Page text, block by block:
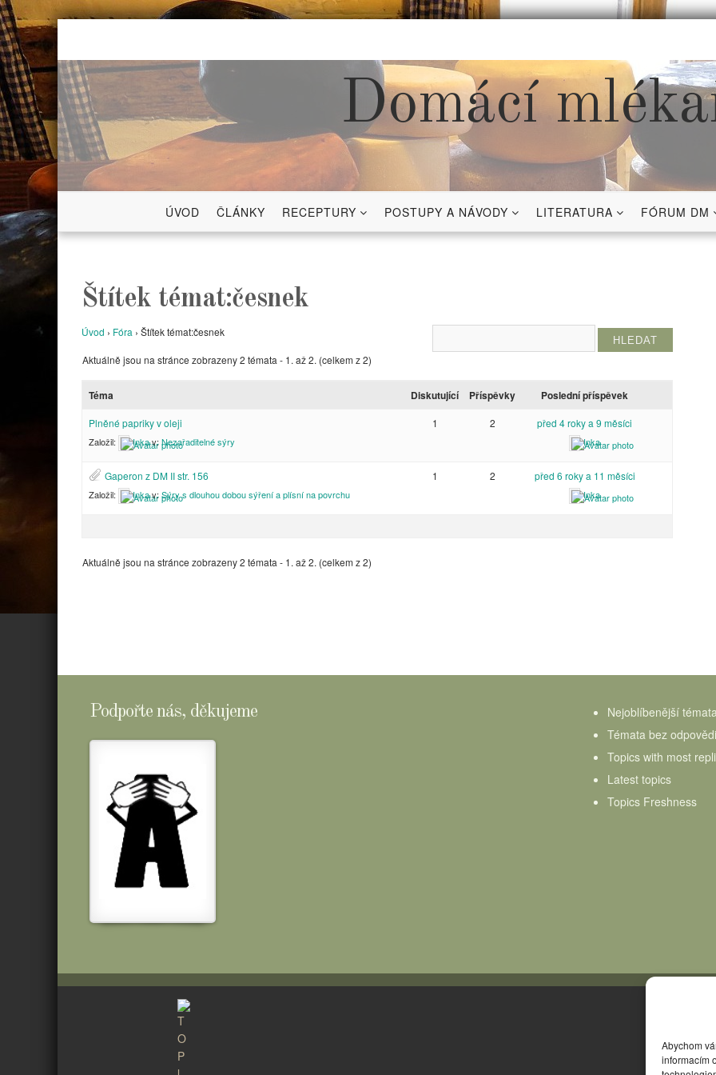
Abychom
informacím
Skip
content
Domácí
ÚVOD ČLÁNKY RECEPTURY POSTUPY A NÁVODY LITERATURA FÓRUM DM
Štítek témat:česnek
Úvod › Fóra › Štítek témat:česnek
Aktuálně jsou na stránce zobrazeny 2 témata - 1. až 2. (celkem z 2)
Téma Diskutující Příspěvky Poslední příspěvek
Plněné papriky v oleji
Založil: Inkav:Nezařaditelné sýry
1 2 před 4 roky a 9 měsíci
Inka
Gaperon z DM II str. 156
Založil: Inkav:Sýry s dlouhou dobou sýření a plísní na povrchu
1 2 před 6 roky a 11 měsíci
Inka
Aktuálně jsou na stránce zobrazeny 2 témata - 1. až 2. (celkem z 2)
Podpořte nás, děkujeme
Nejoblíbenější
Témata bez odpovědi
Topics with most
Latest topics
Topics Freshness